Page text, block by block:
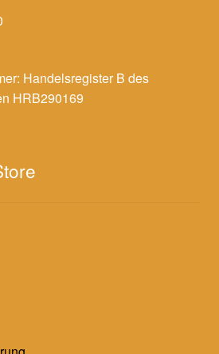
Handelsregister B des
HRB290169